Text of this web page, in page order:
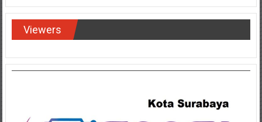
Viewers